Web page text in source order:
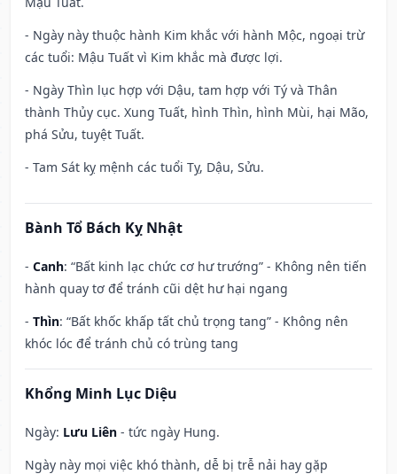
- Ngày này thuộc hành Kim khắc với hành Mộc, ngoại trừ
các tuổi: Mậu Tuất vì Kim khắc mà được lợi.
- Ngày Thìn lục hợp với Dậu, tam hợp với Tý và Thân
thành Thủy cục. Xung Tuất, hình Thìn, hình Mùi, hại Mão,
phá Sửu, tuyệt Tuất.
- Tam Sát kỵ mệnh các tuổi Tỵ, Dậu, Sửu.
Bành Tổ Bách Kỵ Nhật
- Canh: “Bất kinh lạc chức cơ hư trướng” - Không nên tiến
hành quay tơ để tránh cũi dệt hư hại ngang
- Thìn: “Bất khốc khấp tất chủ trọng tang” - Không nên
khóc lóc để tránh chủ có trùng tang
Khổng Minh Lục Diệu
Ngày: Lưu Liên - tức ngày Hung.
Ngày này mọi việc khó thành, dễ bị trễ nải hay gặp